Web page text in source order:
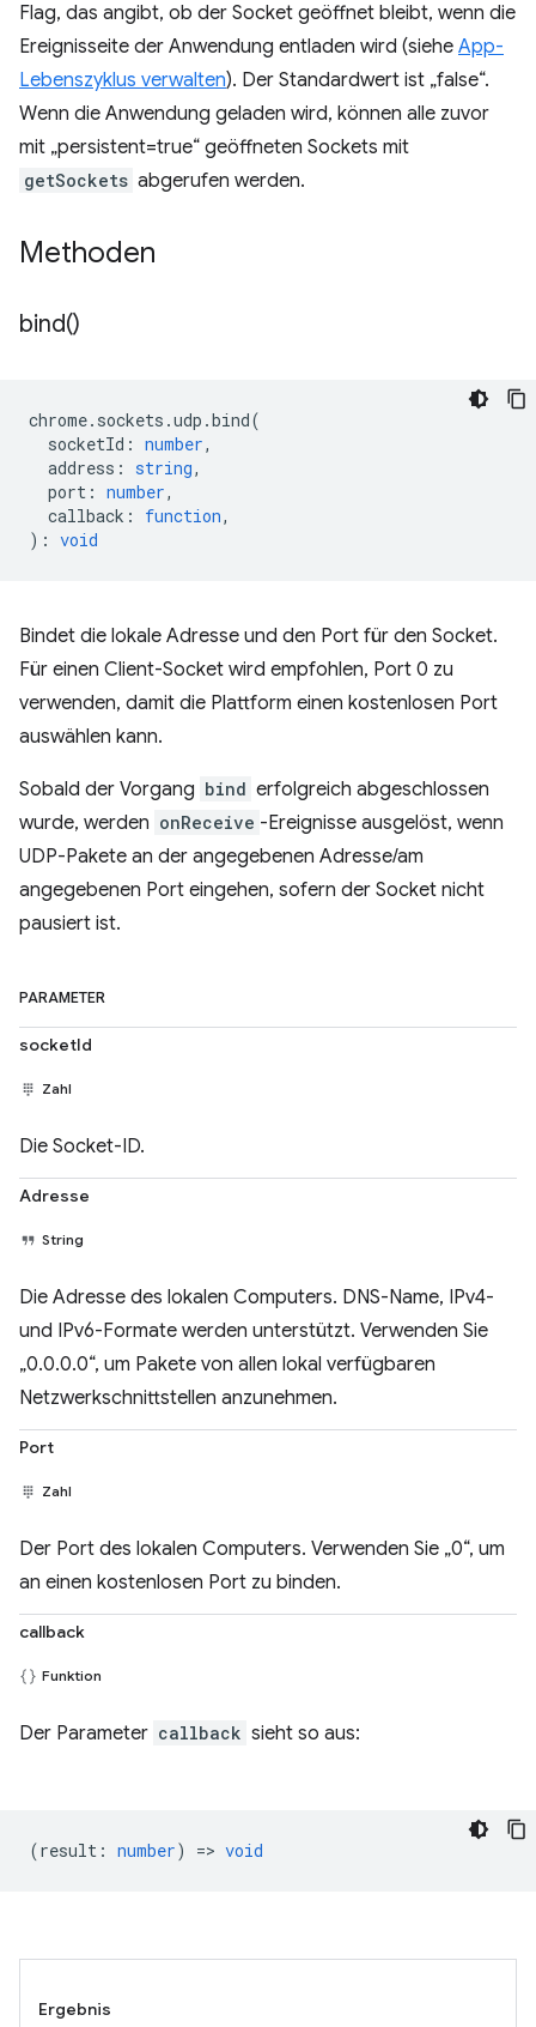
Flag, das angibt, ob der Socket geöffnet bleibt, wenn die
Ereignisseite der Anwendung entladen wird (siehe App-
Lebenszyklus verwalten). Der Standardwert ist „false“.
Wenn die Anwendung geladen wird, können alle zuvor
mit „persistent=true“ geöffneten Sockets mit
getSockets abgerufen werden.
Methoden
bind()
chrome. sockets .udp .bind(
socketId : number,
address : string,
port : number,
callback : function,
) : void
Bindet die lokale Adresse und den Port für den Socket.
Für einen Client-Socket wird empfohlen, Port 0 zu
verwenden, damit die Plattform einen kostenlosen Port
auswählen kann.
Sobald der Vorgang bind erfolgreich abgeschlossen
wurde, werden onReceive -Ereignisse ausgelöst, wenn
UDP-Pakete an der angegebenen Adresse/am
angegebenen Port eingehen, sofern der Socket nicht
pausiert ist.
PARAMETER
socketId
Zahl
Die Socket-ID.
Adresse
String
Die Adresse des lokalen Computers. DNS-Name, IPv4-
und IPv6-Formate werden unterstützt. Verwenden Sie
„0.0.0.0“, um Pakete von allen lokal verfügbaren
Netzwerkschnittstellen anzunehmen.
Port
Zahl
Der Port des lokalen Computers. Verwenden Sie „0“, um
an einen kostenlosen Port zu binden.
callback
Funktion
Der Parameter callback sieht so aus:
(result : number) => void
Ergebnis